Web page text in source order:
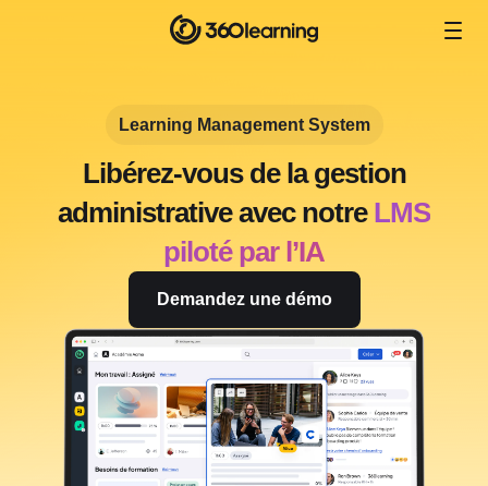
Learning Management System
Libérez-vous de la gestion
administrative avec notre LMS
piloté par l’IA
Demandez une démo